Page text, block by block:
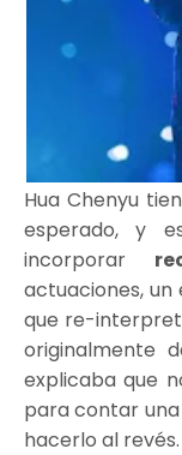
Hua Chenyu
esperado, y
incorporar
actuaciones, un
que re-
originalmente
explicaba que
para contar
hacerlo al revés.